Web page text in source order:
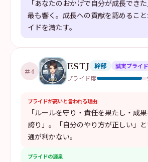
「あなたのおかげで自分が成長でき
最も響く。成長への貢献を認めること
イドを満たす。
#4 ESTJ 幹部
誠実プライド
プライド度
プライドが高いと言われる理由
「ルールを守り・責任を果たし・成
誇り」。「自分のやり方が正しい」
通が利かない。
プライドの源泉